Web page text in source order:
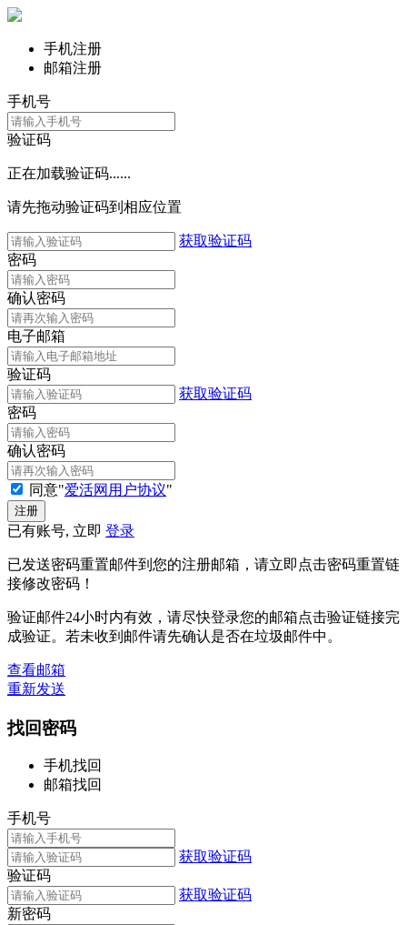
手机注册
邮箱注册
手机号
验证码
正在加载验证码......
请先拖动验证码到相应位置
获取验证码
密码
确认密码
电子邮箱
验证码
获取验证码
密码
确认密码
同意"爱活网用户协议"
已有账号, 立即 登录
已发送密码重置邮件到您的注册邮箱，请立即点击密码重置链
接修改密码！
验证邮件24小时内有效，请尽快登录您的邮箱点击验证链接完
成验证。若未收到邮件请先确认是否在垃圾邮件中。
查看邮箱
重新发送
找回密码
手机找回
邮箱找回
手机号
获取验证码
验证码
获取验证码
新密码